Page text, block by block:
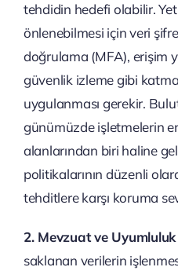
tehdidin hedefi olabilir.
önlenebilmesi için veri
doğrulama (MFA), erişim
güvenlik izleme gibi
uygulanması gerekir.
günümüzde işletmelerin
alanlarından biri haline
politikalarının düzenli
tehditlere karşı koruma
2. Mevzuat ve
saklanan verilerin